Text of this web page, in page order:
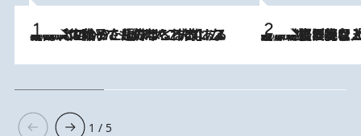
2026.8.5
【阿川佐和子さんの年とる力】なぜ70代で始めた趣味は“こんなに楽しい”のか？ ピアノ、俳句…スランプに陥っても続けられる“ある秘訣”とは 2026.8.5
【なぜ吉沢亮は「気配を消せる」のか？】興行収入208億の『国宝』を経て挑むミュージカル『ディア・エヴァン・ハンセン』。トップ俳優が舞台上でさらけ出した“孤独”とは
1 / 5